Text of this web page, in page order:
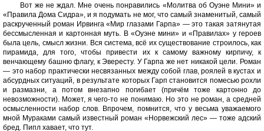
Вот же не ждал. Мне очень понравились «Молитва об Оуэне Мини» и
«Правила Дома Сидра», и я подумать не мог, что самый знаменитый, самый
раскрученный роман Ирвинга «Мир глазами Гарпа» — это такая затянутая
бессмысленная и картонная муть. В «Оуэне мини» и «Правилах» у героев
была цель, смысл жизни. Вся система, всё их существование строилось, как
пирамида, для того, чтобы привести их к самому важному кирпичу, к
венчающему башню флагу, к Эвересту. У Гарпа же нет никакой цели. Роман
— это набор практически несвязанных между собой глав, роялей в кустах и
абсурдных ситуаций, в результате которых Гарп становится помесью рохли
и размазни, а потом внезапно погибает (причём тоже картонно до
невозможности). Может, я чего-то не понимаю. Но это не роман, а средней
осмысленности набор слов. Впрочем, помнится, что у весьма уважаемого
мной Мураками самый известный роман «Норвежский лес» — тоже адский
бред. Пипл хавает, что тут.